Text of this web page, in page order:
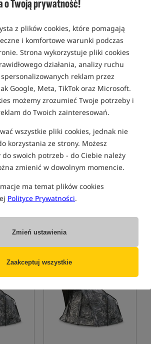
o Twoją prywatność!
z plików cookies, które pomagają
i komfortowe warunki podczas
Strona wykorzystuje pliki cookies
działania, analizy ruchu
reklam przez
Google, Meta, TikTok oraz Microsoft.
możemy zrozumieć Twoje potrzeby i
do Twoich zainteresowań.
wszystkie pliki cookies, jednak nie
korzystania ze strony. Możesz
do swoich potrzeb - do Ciebie należy
zmienić w dowolnym momencie.
ma temat plików cookies
Polityce Prywatności.
Zmień ustawienia
Zaakceptuj wszystkie
FILTRUJ
KARPIOWE NASH
Bestseller! 5,0
Nash Bank Life Gazebo
Camo PRO
4 799,99
KUP